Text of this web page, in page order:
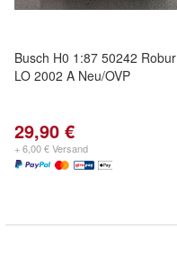
Busch H0 1:87 50242 Robur
LO 2002 A Neu/OVP
29,90 €
+ 6,00 € Versand